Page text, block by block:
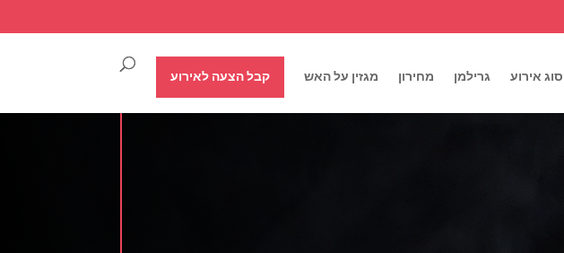
אירוע גרילמן מחירון מגזין על האש קבל הצעה לאירוע